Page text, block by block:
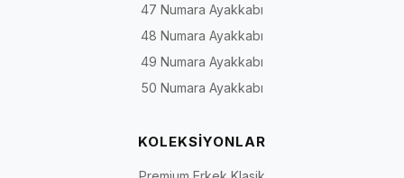
47 Numara Ayakkabı
48 Numara Ayakkabı
49 Numara Ayakkabı
50 Numara Ayakkabı
KOLEKSİYONLAR